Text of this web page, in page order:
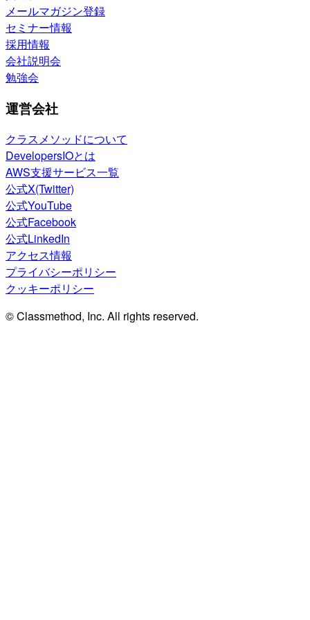
メールマガジン登録
セミナー情報
採用情報
会社説明会
勉強会
運営会社
クラスメソッドについて
DevelopersIOとは
AWS支援サービス一覧
公式X(Twitter)
公式YouTube
公式Facebook
公式LinkedIn
アクセス情報
プライバシーポリシー
クッキーポリシー
© Classmethod, Inc. All rights reserved.